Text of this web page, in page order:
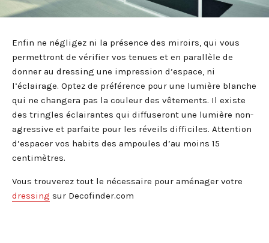
Enfin ne négligez ni la présence des miroirs, qui vous
permettront de vérifier vos tenues et en parallèle de
donner au dressing une impression d’espace, ni
l’éclairage. Optez de préférence pour une lumière blanche
qui ne changera pas la couleur des vêtements. Il existe
des tringles éclairantes qui diffuseront une lumière non-
agressive et parfaite pour les réveils difficiles. Attention
d’espacer vos habits des ampoules d’au moins 15
centimètres.
Vous trouverez tout le nécessaire pour aménager votre
dressing sur Decofinder.com